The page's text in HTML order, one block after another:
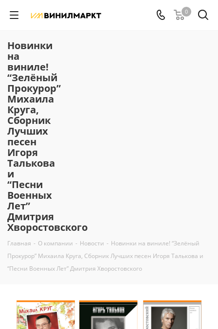
0
Новинки
на
виниле!
“Зелёный
Прокурор”
Михаила
Круга,
Сборник
Лучших
песен
Игоря
Талькова
и
“Песни
Военных
Лет”
Дмитрия
Хворостовского
Главная - О компании - Новости - Новинки на виниле! “Зелёный
Прокурор” Михаила Круга, Сборник Лучших песен Игоря Талькова и
“Песни Военных Лет” Дмитрия Хворостовского